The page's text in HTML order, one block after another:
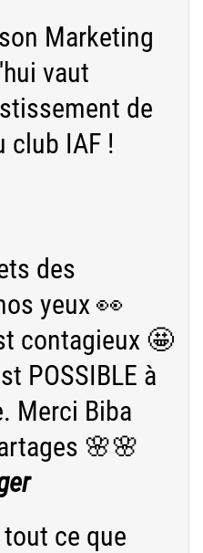
Marketing
vaut
de
club IAF !
des
yeux 👀
contagieux 🤩
POSSIBLE à
Merci Biba
🌸🌸
ce que